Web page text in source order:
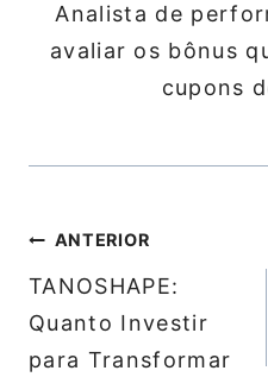
Analista de
avaliar os bônus
cupons
Navegação
de
Post
ANTERIOR
TANOSHAPE:
Quanto Investir
para Transformar